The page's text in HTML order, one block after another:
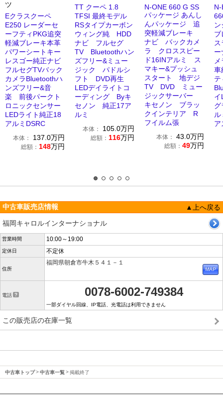
ツ
Eクラスクーペ
E250 レーダーセ
ーフティPKG追突
軽減ブレーキ本革
パワーシートキー
レスゴー純正ナビ
フルセグTVバック
カメラBluetoothハ
ンズフリー&音
楽 前後パークト
ロニックセンサー
LEDライト純正18
アルミDSRC
本体： 137.0万円
総額： 148万円
TT クーペ 1.8
TFSI 最終モデル
RSタイプカーボン
ウィング純 HDD
ナビ フルセグ
TV Bluetoothハン
ズフリー&ミュー
ジック パドルシ
フト DVD再生
LEDデイライトコ
ーディング Byキ
セノン 純正17ア
ルミ
本体： 105.0万円
総額： 116万円
N-ONE 660 G SS
パッケージ あんし
んパッケージ 追
突軽減ブレーキ
ナビ バックカメ
ラ クロススピー
ド16INアルミ ス
マキー&プッシュ
スタート 地デジ
TV DVD ミュー
ジックサーバー
キセノン ブラッ
クインテリア R
フイルム張
本体： 43.0万円
総額： 49万円
ブ
ー
車
テ
イ
グ
ア
中古車販売店情報
▲上へ戻る
福岡キャロルインターナショナル
営業時間 10:00～19:00
定休日 不定休
住所
福岡県朝倉市牛木５４１－１
電話 0078-6002-749384
一部ダイヤル回線、IP電話、光電話は利用できません
この販売店の在庫一覧
中古車トップ 中古車一覧 掲載終了